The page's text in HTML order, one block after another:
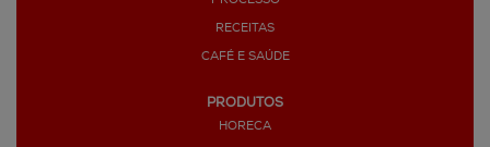
RECEITAS
CAFÉ E SAÚDE
PRODUTOS
HORECA